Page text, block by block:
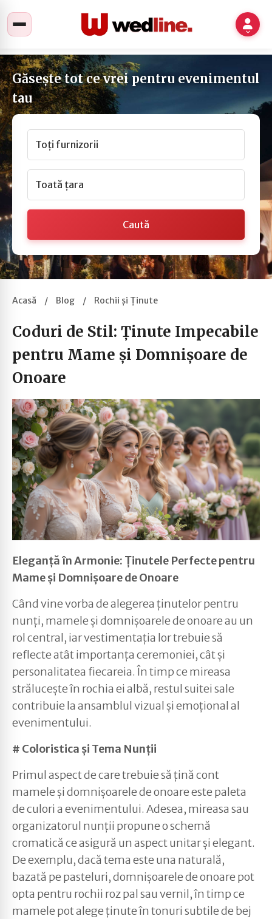
Găsește tot ce vrei pentru evenimentul
tau
Toți furnizorii
Toată țara
Caută
Acasă / Blog / Rochii și Ținute
Coduri de Stil: Ținute Impecabile
pentru Mame și Domnișoare de
Onoare
Eleganță în Armonie: Ținutele Perfecte pentru
Mame și Domnișoare de Onoare
Când vine vorba de alegerea ținutelor pentru
nunți, mamele și domnișoarele de onoare au un
rol central, iar vestimentația lor trebuie să
reflecte atât importanța ceremoniei, cât și
personalitatea fiecareia. În timp ce mireasa
strălucește în rochia ei albă, restul suitei sale
contribuie la ansamblul vizual și emoțional al
evenimentului.
# Coloristica și Tema Nunții
Primul aspect de care trebuie să țină cont
mamele și domnișoarele de onoare este paleta
de culori a evenimentului. Adesea, mireasa sau
organizatorul nunții propune o schemă
cromatică ce asigură un aspect unitar și elegant.
De exemplu, dacă tema este una naturală,
bazată pe pasteluri, domnișoarele de onoare pot
opta pentru rochii roz pal sau vernil, în timp ce
mamele pot alege ținute în tonuri subtile de bej